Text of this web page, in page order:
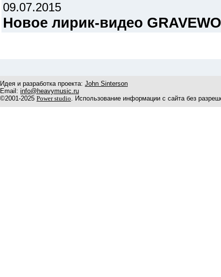
09.07.2015
Новое лирик-видео
Идея и разработка проекта: John Sinterson
Email: info@heavymusic.ru
©2001-2025 Power studio. Использование информации с сайта без